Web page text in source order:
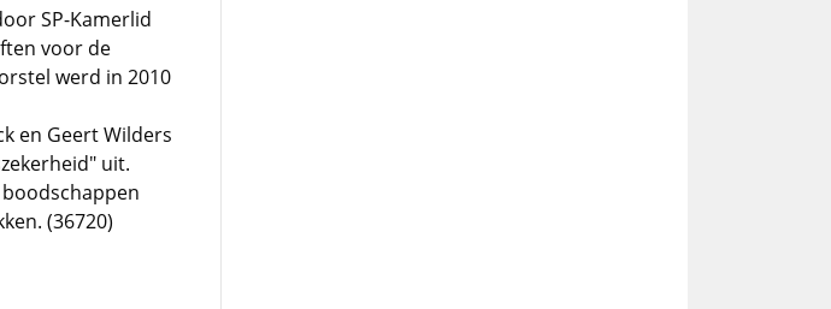
SP-Kamerlid
voor de
werd in 2010
en Geert Wilders
uit.
(36720)